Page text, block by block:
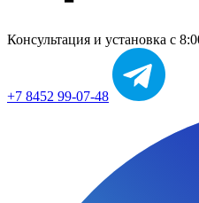
Консультация и установка с
+7 8452 99-07-48